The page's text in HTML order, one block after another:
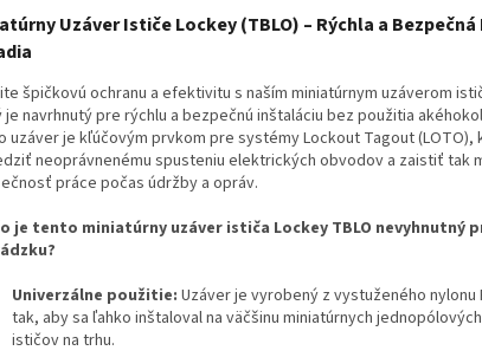
Uzáver Ističe Lockey (TBLO) – Rýchla a
špičkovú ochranu a efektivitu s naším miniatúrnym uzáverom
navrhnutý pre rýchlu a bezpečnú inštaláciu bez použitia
uzáver je kľúčovým prvkom pre systémy Lockout Tagout (LOTO),
neoprávnenému spusteniu elektrických obvodov a zaistiť tak
práce počas údržby a opráv.
je tento miniatúrny uzáver ističa Lockey TBLO nevyhnutný
Univerzálne použitie: Uzáver je vyrobený z vystuženého nylonu
tak, aby sa ľahko inštaloval na väčšinu miniatúrnych
ističov na trhu.